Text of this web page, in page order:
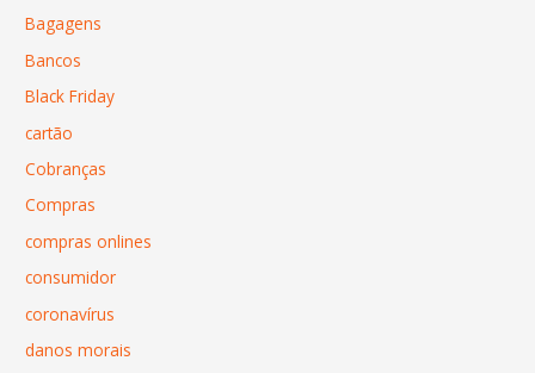
Bagagens
Bancos
Black Friday
cartão
Cobranças
Compras
compras onlines
consumidor
coronavírus
danos morais